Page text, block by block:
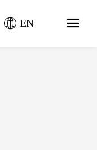
EN